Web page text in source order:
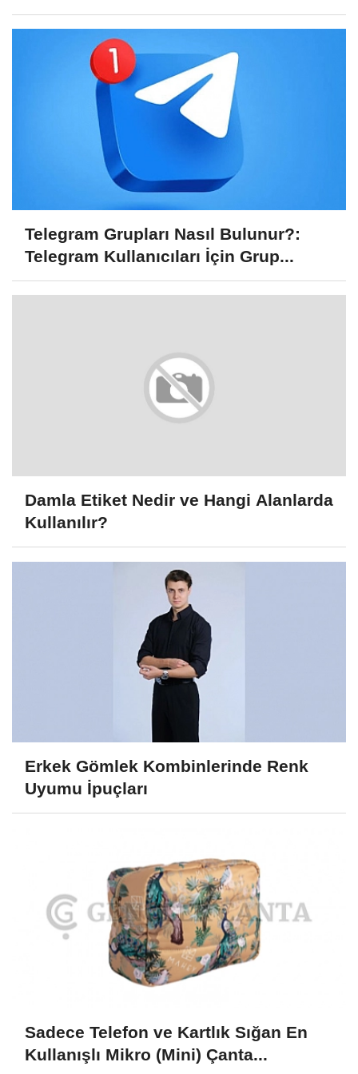
Telegram Grupları Nasıl Bulunur?:
Telegram Kullanıcıları İçin Grup...
Damla Etiket Nedir ve Hangi Alanlarda
Kullanılır?
Erkek Gömlek Kombinlerinde Renk
Uyumu İpuçları
Sadece Telefon ve Kartlık Sığan En
Kullanışlı Mikro (Mini) Çanta...